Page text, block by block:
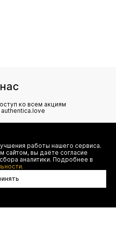
ко всем акциям
и хранение моих
телефон) для получения
рассылок от ООО 'БТ
с
работы нашего сервиса.
сайтом, вы даёте согласие
аналитики. Подробнее в